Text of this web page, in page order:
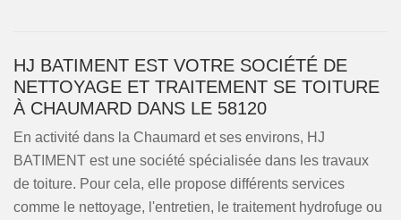
HJ BATIMENT EST VOTRE SOCIÉTÉ DE
NETTOYAGE ET TRAITEMENT SE TOITURE
À CHAUMARD DANS LE 58120
En activité dans la Chaumard et ses environs, HJ
BATIMENT est une société spécialisée dans les travaux
de toiture. Pour cela, elle propose différents services
comme le nettoyage, l'entretien, le traitement hydrofuge ou